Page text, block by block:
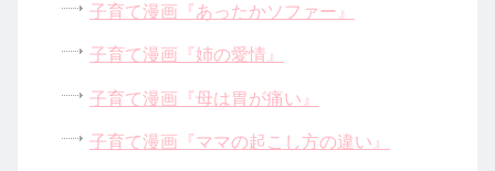
子育て漫画『あったかソファー』
子育て漫画『姉の愛情』
子育て漫画『母は胃が痛い』
子育て漫画『ママの起こし方の違い』